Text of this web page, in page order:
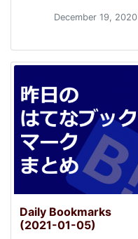
December 19, 2020
Daily Bookmarks
(2021-01-05)